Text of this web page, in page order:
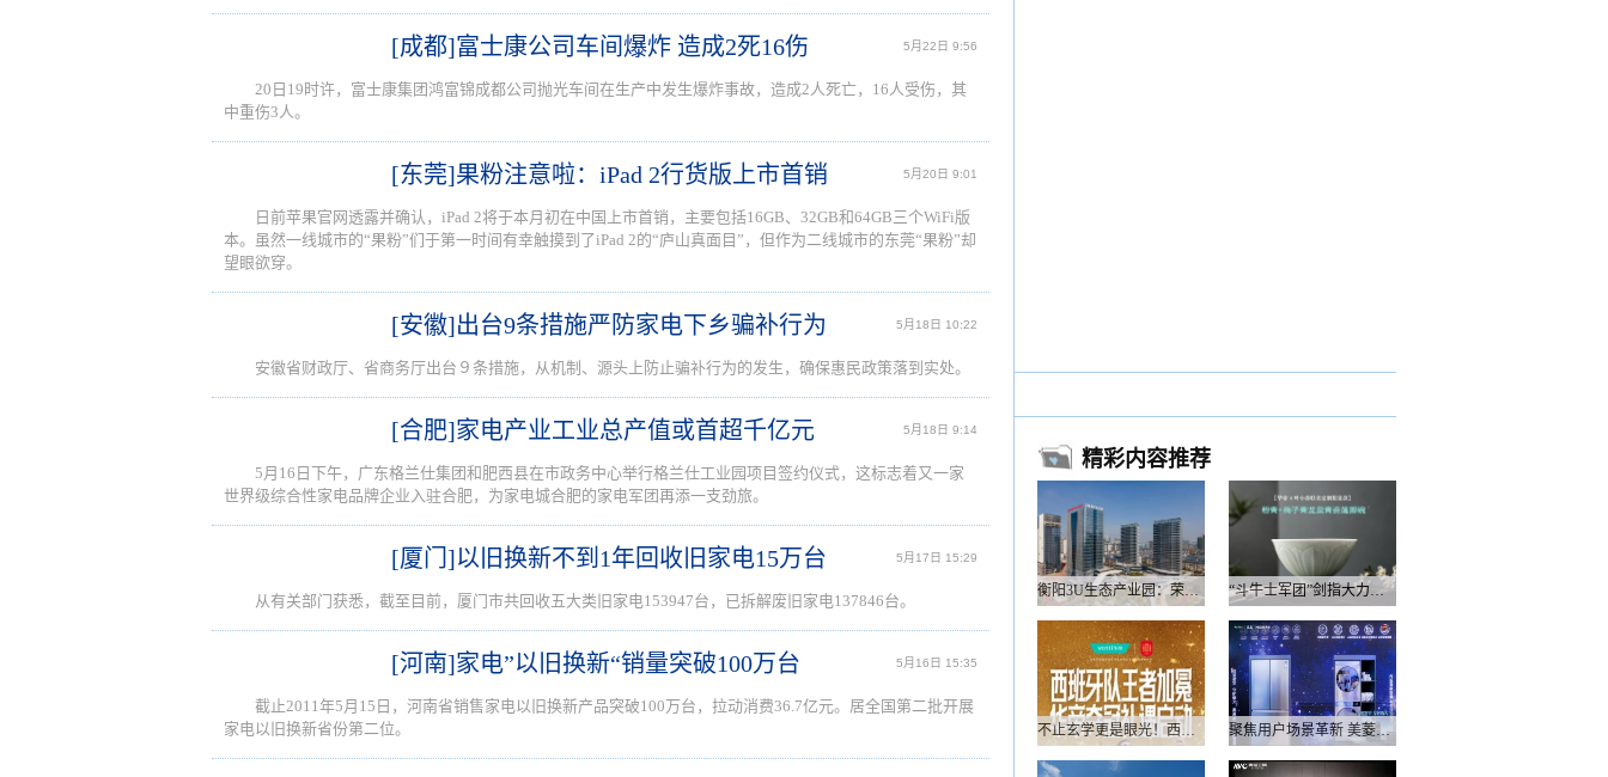
[成都]富士康公司车间爆炸 造成2死16伤 5月22日 9:56
20日19时许，富士康集团鸿富锦成都公司抛光车间在生产中发生爆炸事故，造成2人死亡，16人受伤，其
中重伤3人。
[东莞]果粉注意啦：iPad 2行货版上市首销 5月20日 9:01
日前苹果官网透露并确认，iPad 2将于本月初在中国上市首销，主要包括16GB、32GB和64GB三个WiFi版
本。虽然一线城市的“果粉”们于第一时间有幸触摸到了iPad 2的“庐山真面目”，但作为二线城市的东莞“果粉”却
望眼欲穿。
[安徽]出台9条措施严防家电下乡骗补行为 5月18日 10:22
安徽省财政厅、省商务厅出台９条措施，从机制、源头上防止骗补行为的发生，确保惠民政策落到实处。
[合肥]家电产业工业总产值或首超千亿元 5月18日 9:14
5月16日下午，广东格兰仕集团和肥西县在市政务中心举行格兰仕工业园项目签约仪式，这标志着又一家
世界级综合性家电品牌企业入驻合肥，为家电城合肥的家电军团再添一支劲旅。
[厦门]以旧换新不到1年回收旧家电15万台 5月17日 15:29
从有关部门获悉，截至目前，厦门市共回收五大类旧家电153947台，已拆解废旧家电137846台。
[河南]家电”以旧换新“销量突破100万台 5月16日 15:35
截止2011年5月15日，河南省销售家电以旧换新产品突破100万台，拉动消费36.7亿元。居全国第二批开展
家电以旧换新省份第二位。
精彩内容推荐
衡阳3U生态产业园：荣电集团的政企合作新答卷 “斗牛士军团”剑指大力神杯，华帝以“一瓷一金”静候荣光
不止玄学更是眼光！西班牙队夺冠，华帝火速官宣启动兑奖福利 聚焦用户场景革新 美菱产品创新打造差异化居家体验